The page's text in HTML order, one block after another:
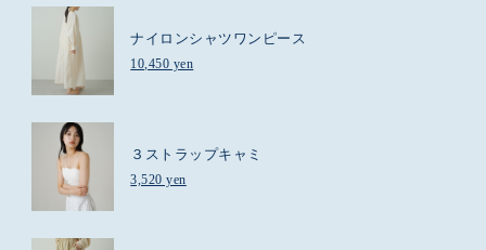
ナイロンシャツワンピース
10,450 yen
３ストラップキャミ
3,520 yen